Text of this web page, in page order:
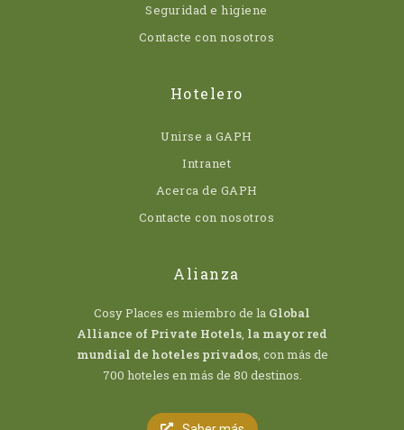
Seguridad e higiene
Contacte con nosotros
Hotelero
Unirse a GAPH
Intranet
Acerca de GAPH
Contacte con nosotros
Alianza
Cosy Places es miembro de la Global
Alliance of Private Hotels, la mayor red
mundial de hoteles privados, con más de
700 hoteles en más de 80 destinos.